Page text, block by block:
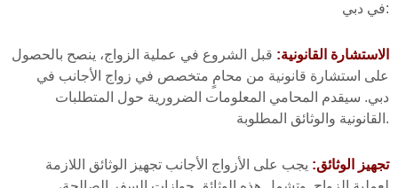
في دبي:
الاستشارة القانونية: قبل الشروع في عملية الزواج، ينصح بالحصول
على استشارة قانونية من محامٍ متخصص في زواج الأجانب في
دبي. سيقدم المحامي المعلومات الضرورية حول المتطلبات
القانونية والوثائق المطلوبة.
تجهيز الوثائق: يجب على الأزواج الأجانب تجهيز الوثائق اللازمة